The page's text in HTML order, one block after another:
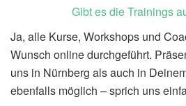
Gibt es die Trainings
Ja, alle Kurse, Workshops und
Wunsch onlinedurchgeführt.
uns in Nürnberg als auch in
ebenfalls möglich – sprich uns